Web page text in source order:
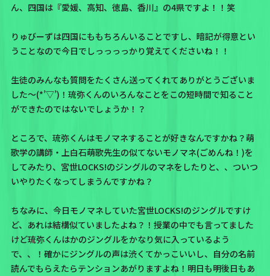
ん、四国は『愛媛、高知、徳島、香川』の4県ですよ！！笑
りゅびーずは四国にももちろんいることですし、暗記が得意とい
うことなので今日でしっっっっかり覚えてくださいね！！
生徒のみんなも質問をたくさん送ってくれてありがとうございま
した〜(*’▽’)！琉弥くんのいろんなことをこの短時間で知ること
ができたのではないでしょうか！？
ところで、琉弥くんはモノマネすることが好きなんですかね？萌
歌学の講師・上白石萌歌先生の似てないモノマネ(ごめんね！)を
してみたり、宮世LOCKS!のジングルのマネをしたりと、、ついつ
いやりたくなってしまうんですかね？
ちなみに、今日モノマネしていた宮世LOCKS!のジングルですけ
ど、あれは結構似ていましたよね？！授業の中でも言ってました
けど琉弥くんはかのジングルをかなり気に入っているよう
で、、！確かにジングルの声は渋くてかっこいいし、自分の名前
読んでもらえたらテンションあがりますよね！明日も明後日もあ